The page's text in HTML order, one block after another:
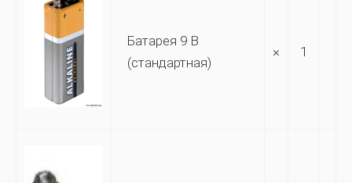
Батарея 9 В
(стандартная)
× 1